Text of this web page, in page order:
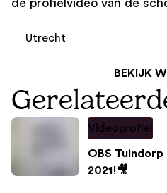
de profielvideo van de
Utrecht
BEKIJK
Videoprofiel
OBS
2021!🎥